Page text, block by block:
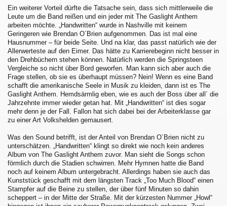
Ein weiterer Vorteil dürfte die Tatsache sein, dass sich mittlerweile die
Leute um die Band reißen und ein jeder mit The Gaslight Anthem
arbeiten möchte. „Handwritten“ wurde in Nashville mit keinem
Geringeren wie Brendan O´Brien aufgenommen. Das ist mal eine
Hausnummer – für beide Seite. Und na klar, das passt natürlich wie der
Allerwerteste auf den Eimer. Das hätte zu Karrierebeginn nicht besser in
den Drehbüchern stehen können. Natürlich werden die Springsteen
Vergleiche so nicht über Bord geworfen. Man kann sich aber auch die
Frage stellen, ob sie es überhaupt müssen? Nein! Wenn es eine Band
schafft die amerikanische Seele in Musik zu kleiden, dann ist es The
Gaslight Anthem. Hemdsärmlig eben, wie es auch der Boss über all´ die
Jahrzehnte immer wieder getan hat. Mit „Handwritten“ ist dies sogar
mehr denn je der Fall. Fallon hat sich dabei bei der Arbeiterklasse gar
zu einer Art Volkshelden gemausert.
Was den Sound betrifft, ist der Anteil von Brendan O´Brien nicht zu
unterschätzen. „Handwritten“ klingt so direkt wie noch kein anderes
Album von The Gaslight Anthem zuvor. Man sieht die Songs schon
förmlich durch die Stadien schwirren. Mehr Hymnen hatte die Band
noch auf keinem Album untergebracht. Allerdings haben sie auch das
Kunststück geschafft mit dem längsten Track „Too Much Blood“ einen
Stampfer auf die Beine zu stellen, der über fünf Minuten so dahin
scheppert – in der Mitte der Straße. Mit der kürzesten Nummer „Howl“